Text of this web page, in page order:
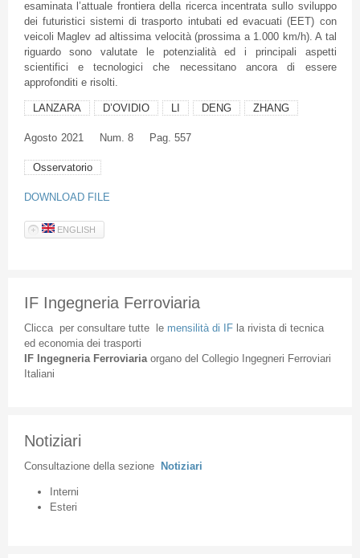
esaminata l’attuale frontiera della ricerca incentrata sullo sviluppo
dei futuristici sistemi di trasporto intubati ed evacuati (EET) con
veicoli Maglev ad altissima velocità (prossima a 1.000 km/h). A tal
riguardo sono valutate le potenzialità ed i principali aspetti
scientifici e tecnologici che necessitano ancora di essere
approfonditi e risolti.
LANZARA D’OVIDIO LI DENG ZHANG
Agosto 2021 Num. 8 Pag. 557
Osservatorio
DOWNLOAD FILE
ENGLISH
IF Ingegneria Ferroviaria
Cliccaper consultare tuttele mensilità di IFla rivista di tecnica
ed economia dei trasporti
IF Ingegneria Ferroviaria organodel Collegio Ingegneri Ferroviari
Italiani
Notiziari
Consultazione della sezione Notiziari
Interni
Esteri